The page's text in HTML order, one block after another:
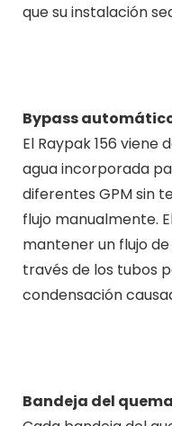
que su instalación
Bypass
El Raypak 156 viene
agua incorporada
diferentes GPM sin
flujo manualmente.
mantener un flujo
través de los tubos
condensación
Bandeja del